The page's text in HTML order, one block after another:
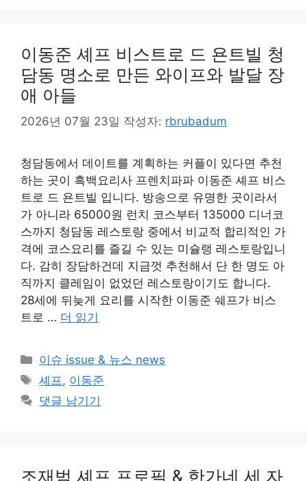
이동준 셰프 비스트로 드 욘트빌 청
담동 명소로 만든 와이프와 발달 장
애 아들
2026년 07월 23일 작성자: rbrubadum
청담동에서 데이트를 계획하는 커플이 있다면 추천
하는 곳이 흑백요리사 프렌치파파 이동준 셰프 비스
트로 드 욘트빌 입니다. 방송으로 유명한 곳이라서
가 아니라 65000원 런치 코스부터 135000 디너코
스까지 청담동 레스토랑 중에서 비교적 합리적인 가
격에 코스요리를 즐길 수 있는 미슐랭 레스토랑입니
다. 감히 장담하건데 지금껏 추천해서 단 한 명도 아
직까지 클레임이 없었던 레스토랑이기도 합니다.
28세에 뒤늦게 요리를 시작한 이동준 쉐프가 비스
트로 … 더 읽기
카
테
리
이슈 issue & 뉴스 news
태
그
셰프, 이동준
댓글 남기기
조재범 셰프 프로필 & 한가네 세 자